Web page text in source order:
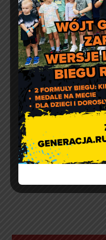
Obchody
Zielęcinie